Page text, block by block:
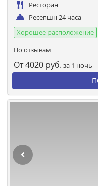
Ресторан
Ресепшн 24 часа
Хорошее расположение
По отзывам
От4020 руб. за 1 ночь